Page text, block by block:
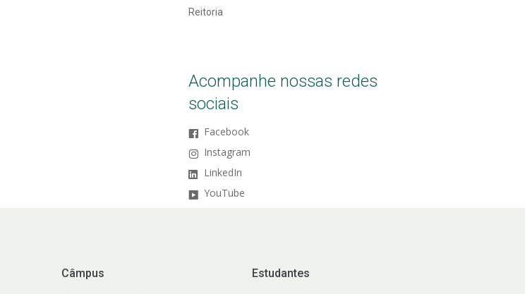
Reitoria
Acompanhe nossas redes
sociais
Facebook
Instagram
LinkedIn
YouTube
Câmpus Estudantes